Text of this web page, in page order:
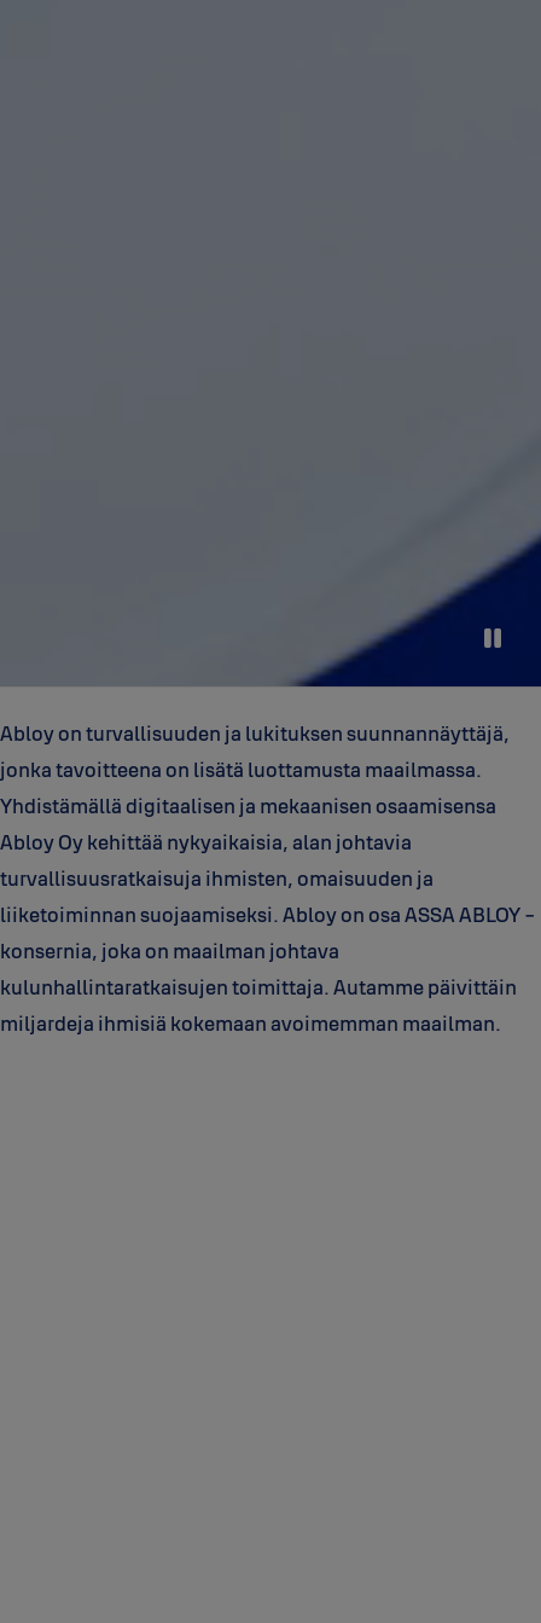
Abloy on turvallisuuden ja lukituksen suunnannäyttäjä,
jonka tavoitteena on lisätä luottamusta maailmassa.
Yhdistämällä digitaalisen ja mekaanisen osaamisensa
Abloy Oy kehittää nykyaikaisia, alan johtavia
turvallisuusratkaisuja ihmisten, omaisuuden ja
liiketoiminnan suojaamiseksi. Abloy on osa ASSA ABLOY -
konsernia, joka on maailman johtava
kulunhallintaratkaisujen toimittaja. Autamme päivittäin
miljardeja ihmisiä kokemaan avoimemman maailman.